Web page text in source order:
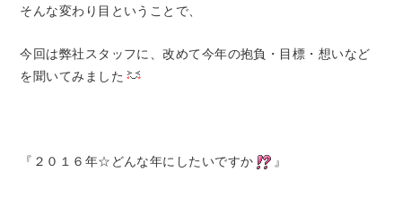
そんな変わり目ということで、
今回は弊社スタッフに、改めて今年の抱負・目標・想いなど
を聞いてみました
『２０１６年☆どんな年にしたいですか 』